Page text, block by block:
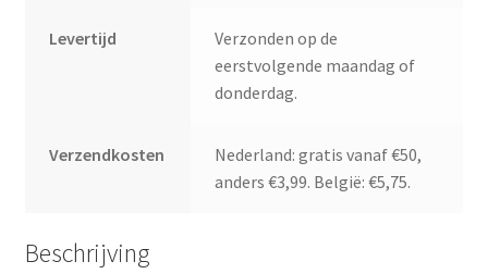
Levertijd
Verzonden op de
eerstvolgende maandag of
donderdag.
Verzendkosten
Nederland: gratis vanaf €50,
anders €3,99. België: €5,75.
Beschrijving